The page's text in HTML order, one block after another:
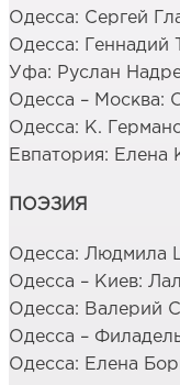
Одесса: Сергей
Одесса: Геннадий
Уфа: Руслан
Одесса – Москва:
Одесса: К.
Евпатория: Елена
ПОЭЗИЯ
Одесса: Людмила
Одесса – Киев:
Одесса: Валерий
Одесса –
Одесса: Елена